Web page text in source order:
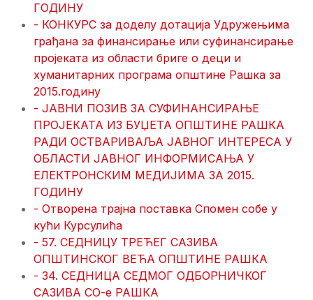
ГОДИНУ
- КОНКУРС за доделу дотација Удружењима
грађана за финансирање или суфинансирање
пројеката из области бриге о деци и
хуманитарних програма општине Рашка за
2015.годину
- ЈАВНИ ПОЗИВ ЗА СУФИНАНСИРАЊЕ
ПРОЈЕКАТА ИЗ БУЏЕТА ОПШТИНЕ РАШКА
РАДИ ОСТВАРИВАЉА ЈАВНОГ ИНТЕРЕСА У
ОБЛАСТИ ЈАВНОГ ИНФОРМИСАЊА У
ЕЛЕКТРОНСКИМ МЕДИЈИМА ЗА 2015.
ГОДИНУ
- Отворена трајна поставка Спомен собе у
кући Курсулића
- 57. СЕДНИЦУ ТРЕЋЕГ САЗИВА
ОПШТИНСКОГ ВЕЋА ОПШТИНЕ РАШКА
- 34. СЕДНИЦА СЕДМОГ ОДБОРНИЧКОГ
САЗИВА СО-е РАШКА